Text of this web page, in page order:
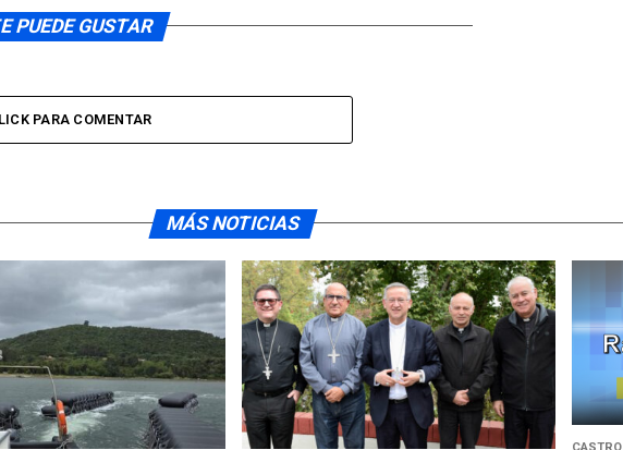
PUEDE GUSTAR
PARA COMENTAR
MÁS NOTICIAS